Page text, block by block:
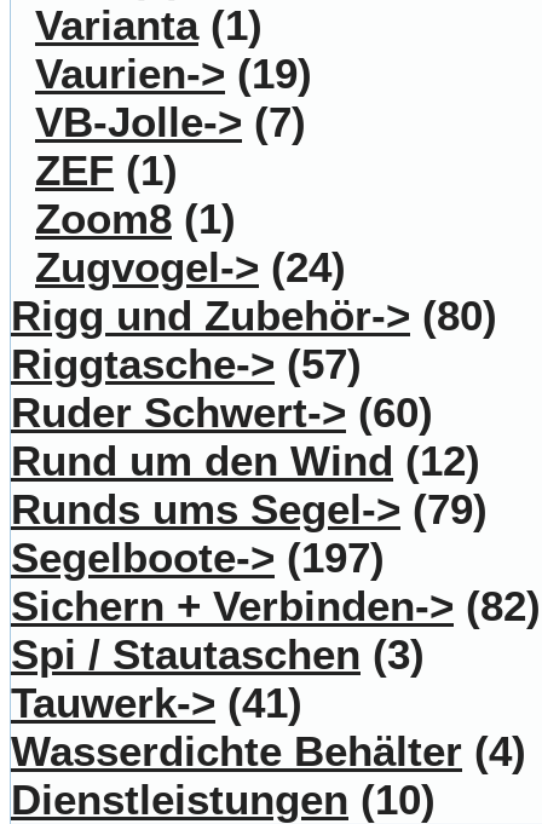
Varianta(1)
Vaurien-> (19)
VB-Jolle-> (7)
ZEF (1)
Zoom8 (1)
Zugvogel-> (24)
Rigg und Zubehör-> (80)
Riggtasche-> (57)
Ruder Schwert-> (60)
Rund um den Wind (12)
Runds ums Segel-> (79)
Segelboote-> (197)
Sichern + Verbinden-> (82)
Spi / Stautaschen (3)
Tauwerk-> (41)
Wasserdichte Behälter (4)
Dienstleistungen (10)